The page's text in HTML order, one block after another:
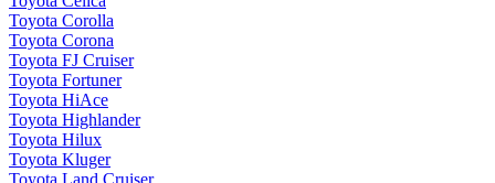
Toyota Corolla
Toyota Corona
Toyota FJ Cruiser
Toyota Fortuner
Toyota HiAce
Toyota Highlander
Toyota Hilux
Toyota Kluger
Toyota Land Cruiser